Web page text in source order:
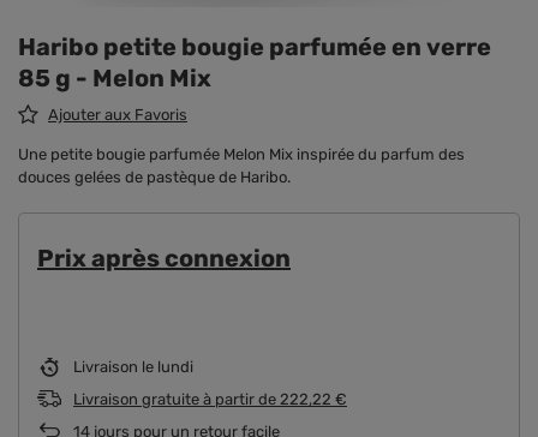
Haribo petite bougie parfumée en verre
85 g - Melon Mix
Ajouter aux Favoris
Une petite bougie parfumée Melon Mix inspirée du parfum des
douces gelées de pastèque de Haribo.
Prix ​​après connexion
Livraison le lundi
Livraison gratuite à partir de 222,22 €
14 jours pour un retour facile